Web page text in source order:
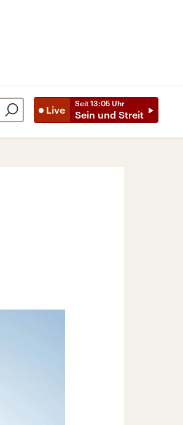
Live
Seit 13:05 Uhr
Sein und Streit